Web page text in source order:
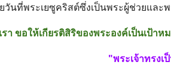
นที่พระเยซูคริสต์ซึ่งเป็นพระผู้ช่วยและพ
รา ขอให้เกียรติสิริของพระองค์เป็นเป้า
"พระเจ้าทรงเ